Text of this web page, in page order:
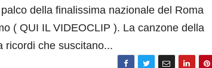
della finalissima nazionale del Roma
( QUI IL VIDEOCLIP ). La canzone della
ricordi che suscitano...